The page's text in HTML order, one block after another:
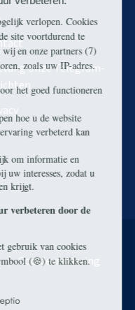
onze Telegram-
Cookieverklaring